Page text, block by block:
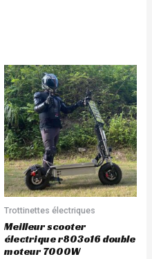
Trottinettes électriques
Meilleur scooter
électrique r803o16 double
moteur 7000W